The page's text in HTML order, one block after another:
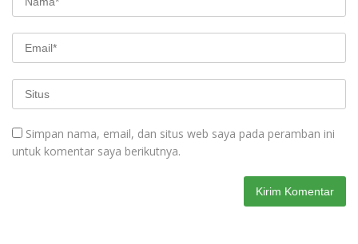
Simpan nama, email, dan situs web saya pada peramban ini
untuk komentar saya berikutnya.